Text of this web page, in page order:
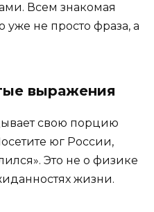
Всем знакомая
уже не просто фраза, а
выражения
свою порцию
юг России,
Это не о физике
жизни.